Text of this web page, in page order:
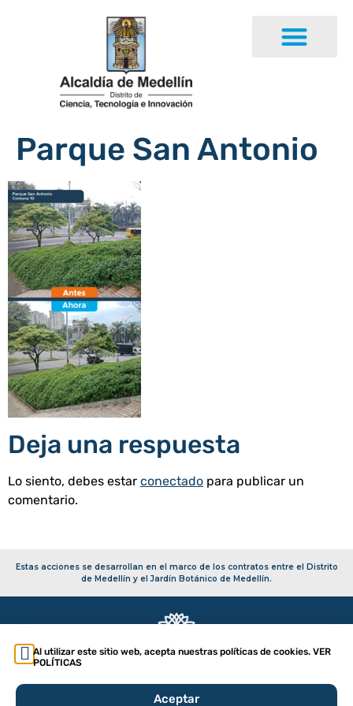
Parque San Antonio
Deja una respuesta
Lo siento, debes estar conectado para publicar un
comentario.
Estas acciones se desarrollan en el marco de los contratos entre el Distrito
de Medellín y el Jardín Botánico de Medellín.
Copyright 2026 – Secretaría de Infraestructura Física
Política de tratamiento de datos
Al utilizar este sitio web, acepta nuestras políticas de cookies. VER
POLÍTICAS
Aceptar